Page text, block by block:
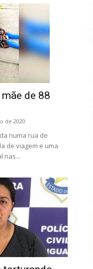
de 88
de 2020
numa rua de
de viagem e uma
nas...